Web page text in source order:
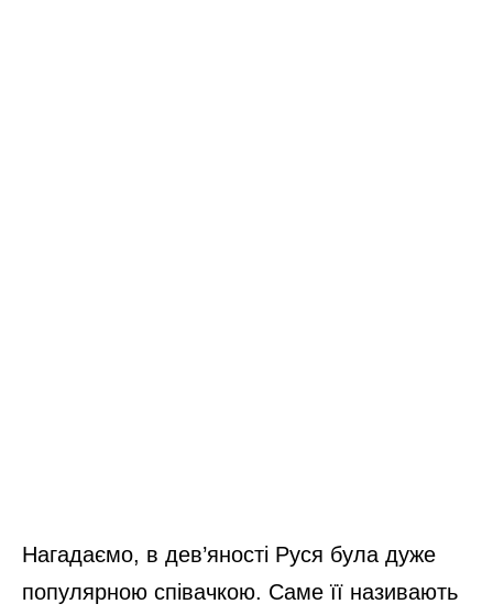
Нагадаємо, в дев’яності Руся була дуже
популярною співачкою. Саме її називають